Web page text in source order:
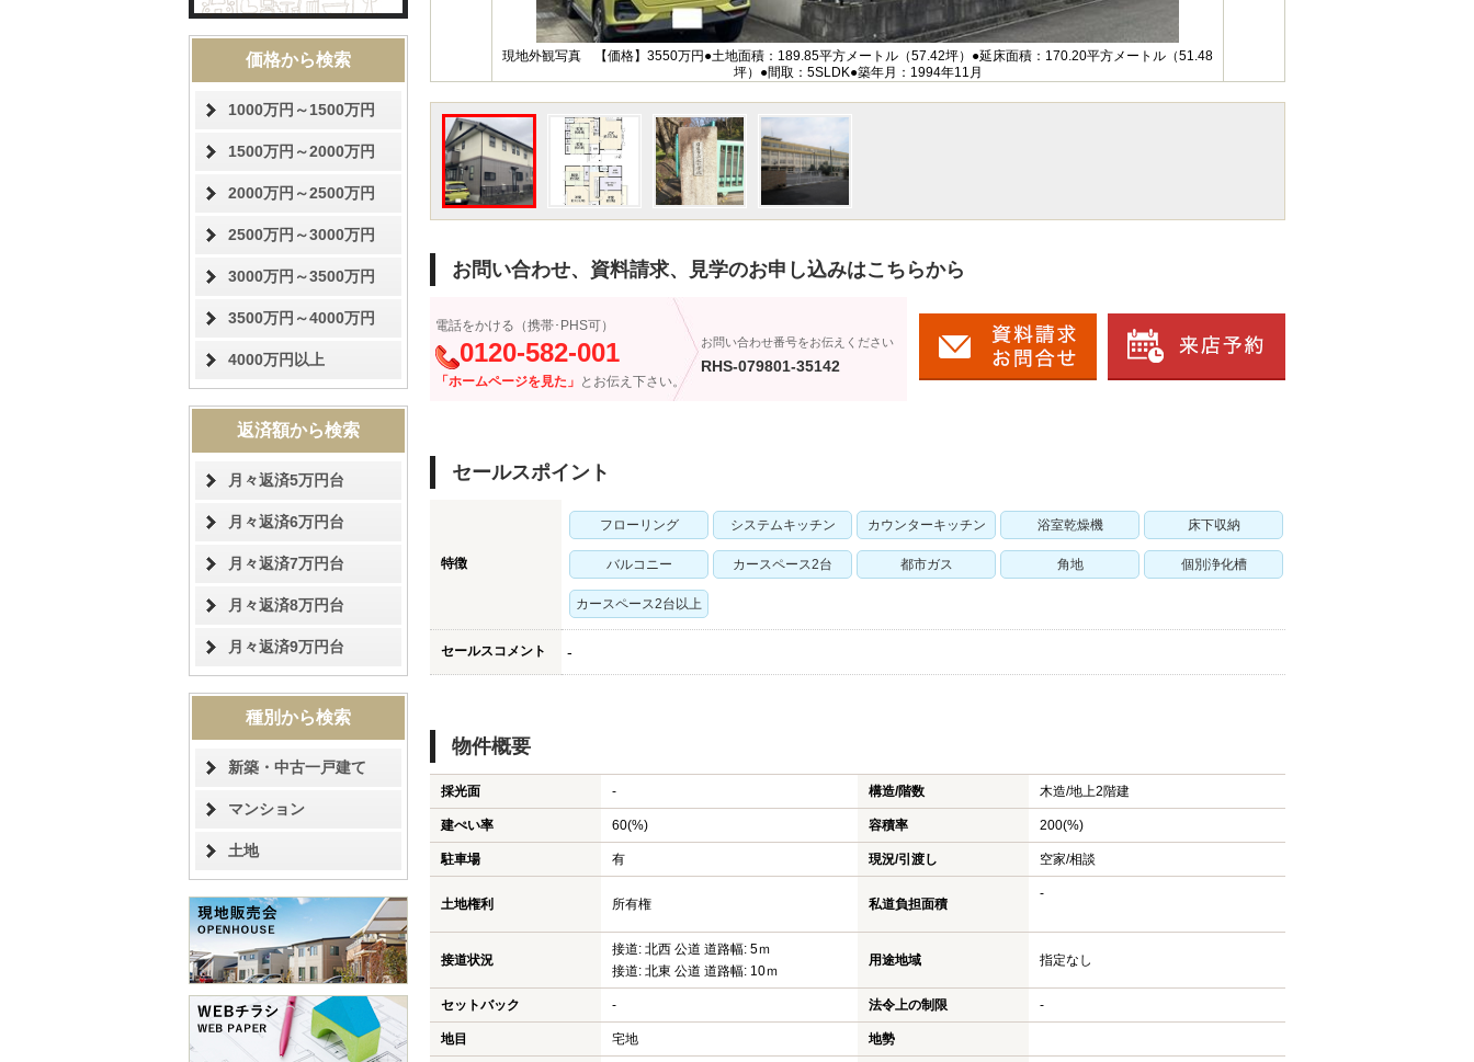
現地外観写真 【価格】3550万円●土地面積：189.85平方メートル（57.42坪）●延床面積：170.20平方メートル（51.48
坪）●間取：5SLDK●築年月：1994年11月
お問い合わせ、資料請求、見学のお申し込みはこちらから
電話をかける（携帯･PHS可）
0120-582-001
「ホームページを見た」 とお伝え下さい。
お問い合わせ番号をお伝えください
RHS-079801-35142
セールスポイント
特徴
フローリング システムキッチン カウンターキッチン 浴室乾燥機 床下収納
バルコニー カースペース2台 都市ガス 角地 個別浄化槽
カースペース2台以上
セールスコメント -
物件概要
採光面 - 構造/階数 木造/地上2階建
建ぺい率 60(%) 容積率 200(%)
駐車場 有 現況/引渡し 空家/相談
土地権利 所有権 私道負担面積
-
接道状況
接道: 北西 公道 道路幅: 5ｍ
接道: 北東 公道 道路幅: 10ｍ
用途地域 指定なし
セットバック - 法令上の制限 -
地目 宅地 地勢
価格から検索
1000万円～1500万円
1500万円～2000万円
2000万円～2500万円
2500万円～3000万円
3000万円～3500万円
3500万円～4000万円
4000万円以上
返済額から検索
月々返済5万円台
月々返済6万円台
月々返済7万円台
月々返済8万円台
月々返済9万円台
種別から検索
新築・中古一戸建て
マンション
土地